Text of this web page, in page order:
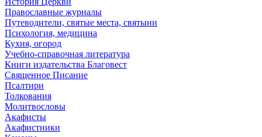
Православные журналы
Путеводители, святые места, святыни
Психология, медицина
Кухня, огород
Учебно-справочная литература
Книги издательства Благовест
Священное Писание
Псалтири
Толкования
Молитвословы
Акафисты
Акафистники